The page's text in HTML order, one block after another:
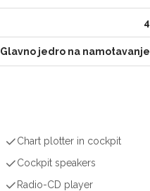
4
Glavno jedro na namotavanje
Chart plotter in cockpit
Cockpit speakers
Radio-CD player